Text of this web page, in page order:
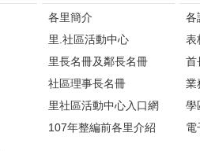
各里簡介
里.社區活動中心
里長名冊及鄰長名冊
社區理事長名冊
里社區活動中心入口網
107年整編前各里介紹
各
表
首
業
學
電